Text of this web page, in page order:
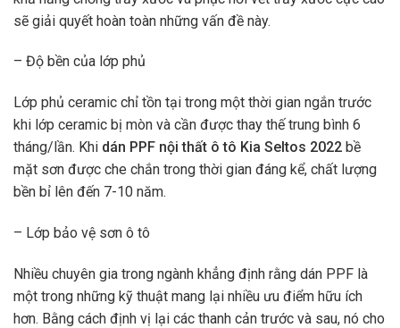
sẽ giải quyết hoàn toàn những vấn đề này.
– Độ bền của lớp phủ
Lớp phủ ceramic chỉ tồn tại trong một thời gian ngắn trước
khi lớp ceramic bị mòn và cần được thay thế trung bình 6
tháng/lần. Khi dán PPF nội thất ô tô Kia Seltos 2022 bề
mặt sơn được che chắn trong thời gian đáng kể, chất lượng
bền bỉ lên đến 7-10 năm.
– Lớp bảo vệ sơn ô tô
Nhiều chuyên gia trong ngành khẳng định rằng dán PPF là
một trong những kỹ thuật mang lại nhiều ưu điểm hữu ích
hơn. Bằng cách định vị lại các thanh cản trước và sau, nó cho